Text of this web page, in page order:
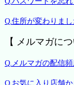
Q.住所が変わりまし
【 メルマガにつ
Q.メルマガの配信
Q.お気に入り店舗